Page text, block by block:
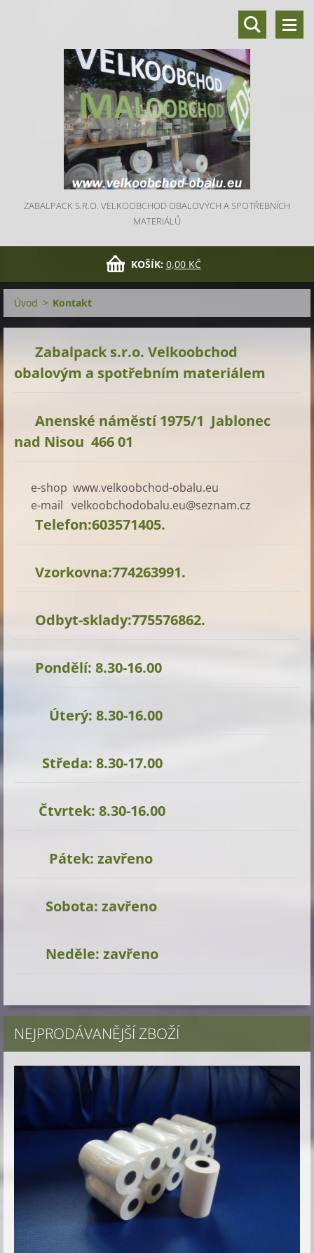
ZABALPACK S.R.O. VELKOOBCHOD OBALOVÝCH A SPOTŘEBNÍCH
MATERIÁLŮ
KOŠÍK: 0,00 KČ
Úvod > Kontakt
Zabalpack s.r.o. Velkoobchod
obalovým a spotřebním materiálem
Anenské náměstí 1975/1 Jablonec
nad Nisou 466 01
e-shop www.velkoobchod-obalu.eu
e-mail velkoobchodobalu.eu@seznam.cz
Telefon:603571405.
Vzorkovna:774263991.
Odbyt-sklady:775576862.
Pondělí: 8.30-16.00
Úterý: 8.30-16.00
Středa: 8.30-17.00
Čtvrtek: 8.30-16.00
Pátek: zavřeno
Sobota: zavřeno
Neděle: zavřeno
NEJPRODÁVANĚJŠÍ ZBOŽÍ